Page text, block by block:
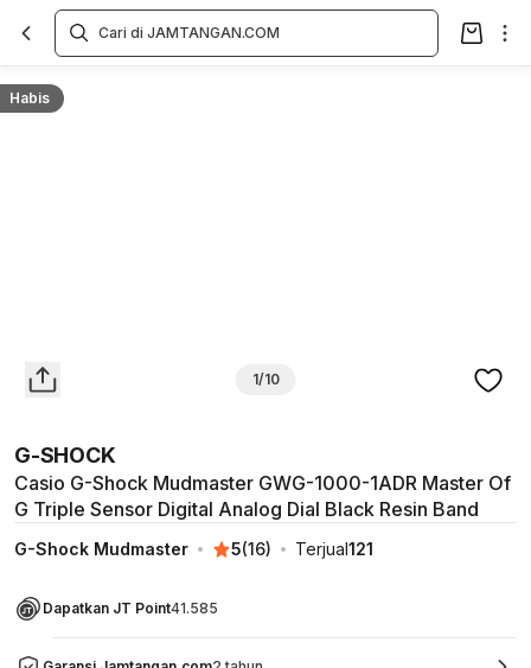
Habis
1/10
G-SHOCK
Casio G-Shock Mudmaster GWG-1000-1ADR Master Of
G Triple Sensor Digital Analog Dial Black Resin Band
G-Shock Mudmaster 5(16) Terjual121
Dapatkan JT Point41.585
Overview